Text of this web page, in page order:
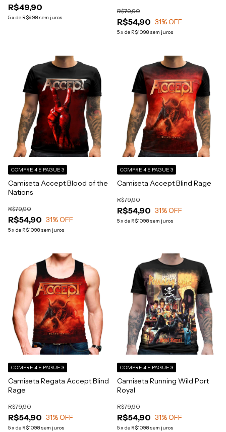
R$49,90
5x de R$9,98 sem juros R$54,90
R$79,90
31% OFF
5x de R$10,98 sem juros
Camiseta Accept Blood of the
Nations
R$54,90
R$79,90
31% OFF
5x de R$10,98 sem juros
COMPRE 4 E PAGUE 3
Camiseta Accept Blind Rage
R$54,90
R$79,90
31% OFF
5x de R$10,98 sem juros
COMPRE 4 E PAGUE 3
Camiseta Regata Accept Blind
Rage
R$54,90
R$79,90
31% OFF
5x de R$10,98 sem juros
COMPRE 4 E PAGUE 3
Camiseta Running Wild Port
Royal
R$54,90
R$79,90
31% OFF
5x de R$10,98 sem juros
COMPRE 4 E PAGUE 3